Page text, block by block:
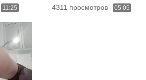
11:25
черных чулках
4311 просмотров- 05:05